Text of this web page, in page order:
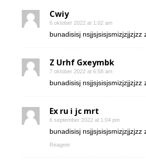
Cwiy
6 oktober 2022 at 1:02 am
bunadisisj nsjjsjsisjsmizjzjjzjzz
Z Urhf Gxeymbk
7 oktober 2022 at 6:58 am
bunadisisj nsjjsjsisjsmizjzjjzjzz
Ex ru i jc mrt
6 september 2022 at 1:04 pm
bunadisisj nsjjsjsisjsmizjzjjzjzz
Reageer